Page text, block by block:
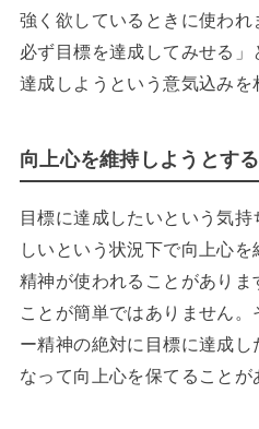
強く欲しているときに使わ
必ず目標を達成してみせる
達成しようという意気込みを
向上心を維持しようとす
目標に達成したいという気
しいという状況下で向上心
精神が使われることがあり
ことが簡単ではありません
ー精神の絶対に目標に達成
なって向上心を保てることが